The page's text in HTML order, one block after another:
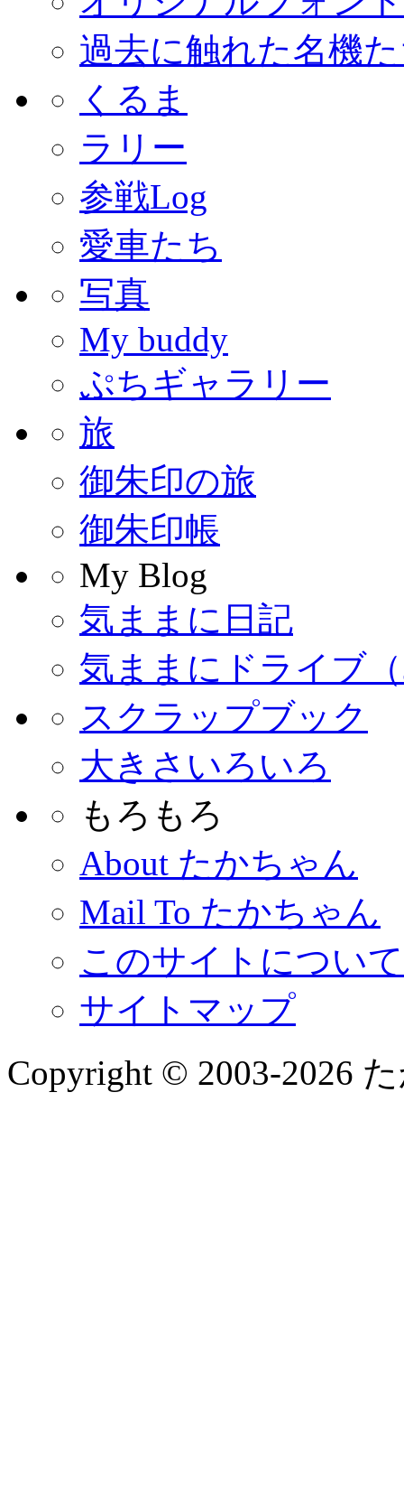
過去に触れた名機
くるま
ラリー
参戦Log
愛車たち
写真
My buddy
ぷちギャラリー
旅
御朱印の旅
御朱印帳
My Blog
気ままに日記
気ままにドライブ
スクラップブック
大きさいろいろ
もろもろ
About たかちゃん
Mail To たかちゃん
このサイトについて
サイトマップ
Copyright © 2003-2026